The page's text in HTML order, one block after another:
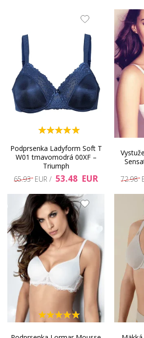
Podprsenka Ladyform Soft T
W01 tmavomodrá 00XF –
Triumph
65.93 EUR / 53.48 EUR
72.98